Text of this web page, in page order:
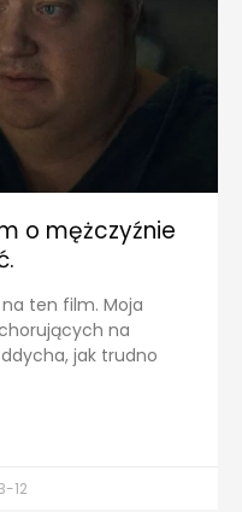
o mężczyźnie
ten film. Moja
na
jak trudno
12